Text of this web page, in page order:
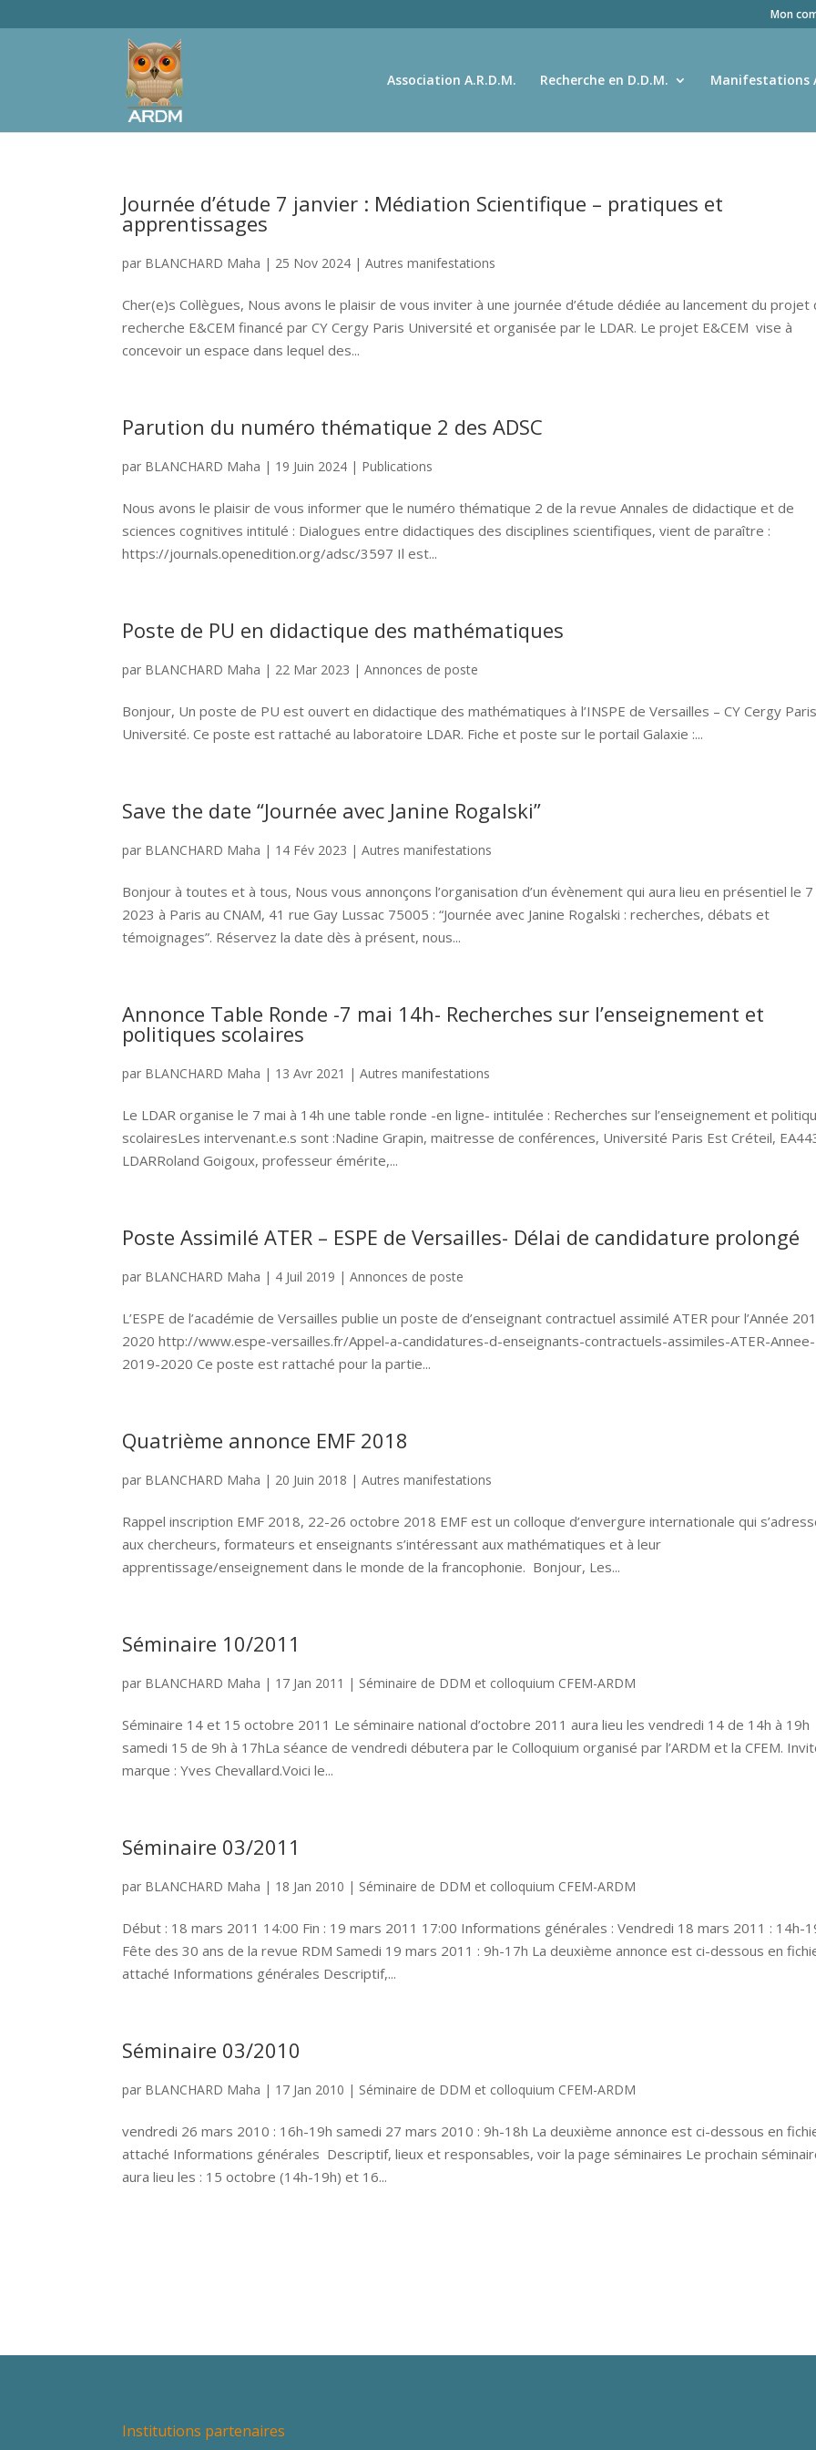
Mon
Association A.R.D.M. Recherche en D.D.M. Manifestations
Journée d’étude 7 janvier : Médiation Scientifique – pratiques et
apprentissages
par BLANCHARD Maha | 25 Nov 2024 |Autres manifestations
Cher(e)s Collègues, Nous avons le plaisir de vous inviter à une journée d’étude dédiée au lancement du projet
recherche E&CEM financé par CY Cergy Paris Université et organisée par le LDAR. Le projet E&CEM vise à
concevoir un espace dans lequel des...
Parution du numéro thématique 2 des ADSC
par BLANCHARD Maha | 19 Juin 2024 | Publications
Nous avons le plaisir de vous informer que le numéro thématique 2 de la revue Annales de didactique et de
sciences cognitives intitulé : Dialogues entre didactiques des disciplines scientifiques, vient de paraître :
https://journals.openedition.org/adsc/3597 Il est...
Poste de PU en didactique des mathématiques
par BLANCHARD Maha | 22 Mar 2023 |Annonces de poste
Bonjour, Un poste de PU est ouvert en didactique des mathématiques à l’INSPE de Versailles – CY Cergy Paris
Université. Ce poste est rattaché au laboratoire LDAR. Fiche et poste sur le portail Galaxie :...
Save the date “Journée avec Janine Rogalski”
par BLANCHARD Maha | 14 Fév 2023 |Autres manifestations
Bonjour à toutes et à tous, Nous vous annonçons l’organisation d’un évènement qui aura lieu en présentiel le 7
2023 à Paris au CNAM, 41 rue Gay Lussac 75005 : “Journée avec Janine Rogalski : recherches, débats et
témoignages”. Réservez la date dès à présent, nous...
Annonce Table Ronde -7 mai 14h- Recherches sur l’enseignement et
politiques scolaires
par BLANCHARD Maha | 13 Avr 2021 |Autres manifestations
Le LDAR organise le 7 mai à 14h une table ronde -en ligne- intitulée : Recherches sur l’enseignement et
scolairesLes intervenant.e.s sont :Nadine Grapin, maitresse de conférences, Université Paris Est Créteil,
LDARRoland Goigoux, professeur émérite,...
Poste Assimilé ATER – ESPE de Versailles- Délai de candidature prolongé
par BLANCHARD Maha | 4 Juil 2019 |Annonces de poste
L’ESPE de l’académie de Versailles publie un poste de d’enseignant contractuel assimilé ATER pour l’Année
2020 http://www.espe-versailles.fr/Appel-a-candidatures-d-enseignants-contractuels-assimiles-ATER-Annee-
2019-2020 Ce poste est rattaché pour la partie...
Quatrième annonce EMF 2018
par BLANCHARD Maha | 20 Juin 2018 |Autres manifestations
Rappel inscription EMF 2018, 22-26 octobre 2018 EMF est un colloque d’envergure internationale qui
aux chercheurs, formateurs et enseignants s’intéressant aux mathématiques et à leur
apprentissage/enseignement dans le monde de la francophonie. Bonjour, Les...
Séminaire 10/2011
par BLANCHARD Maha | 17 Jan 2011 | Séminaire de DDM et colloquium CFEM-ARDM
Séminaire 14 et 15 octobre 2011 Le séminaire national d’octobre 2011 aura lieu les vendredi 14 de 14h à 19h
samedi 15 de 9h à 17hLa séance de vendredi débutera par le Colloquium organisé par l’ARDM et la CFEM.
marque : Yves Chevallard.Voici le...
Séminaire 03/2011
par BLANCHARD Maha | 18 Jan 2010 | Séminaire de DDM et colloquium CFEM-ARDM
Début : 18 mars 2011 14:00 Fin : 19 mars 2011 17:00 Informations générales : Vendredi 18 mars 2011 : 14h-
Fête des 30 ans de la revue RDM Samedi 19 mars 2011 : 9h-17h La deuxième annonce est ci-dessous en
attaché Informations générales Descriptif,...
Séminaire 03/2010
par BLANCHARD Maha | 17 Jan 2010 | Séminaire de DDM et colloquium CFEM-ARDM
vendredi 26 mars 2010 : 16h-19h samedi 27 mars 2010 : 9h-18h La deuxième annonce est ci-dessous en
attaché Informations générales Descriptif, lieux et responsables, voir la page séminaires Le prochain
aura lieu les : 15 octobre (14h-19h) et 16...
Institutions partenaires